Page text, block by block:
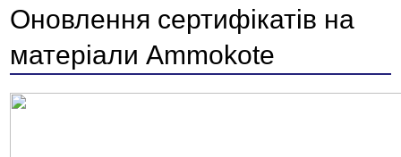
Оновлення сертифікатів на
матеріали Ammokote